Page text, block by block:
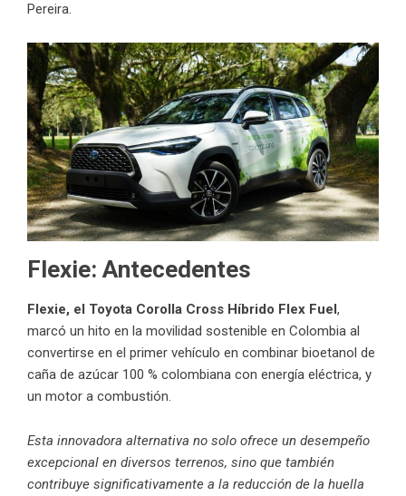
Pereira.
Flexie: Antecedentes
Flexie, el Toyota Corolla Cross Híbrido Flex Fuel,
marcó un hito en la movilidad sostenible en Colombia al
convertirse en el primer vehículo en combinar bioetanol de
caña de azúcar 100 % colombiana con energía eléctrica, y
un motor a combustión.
Esta innovadora alternativa no solo ofrece un desempeño
excepcional en diversos terrenos, sino que también
contribuye significativamente a la reducción de la huella